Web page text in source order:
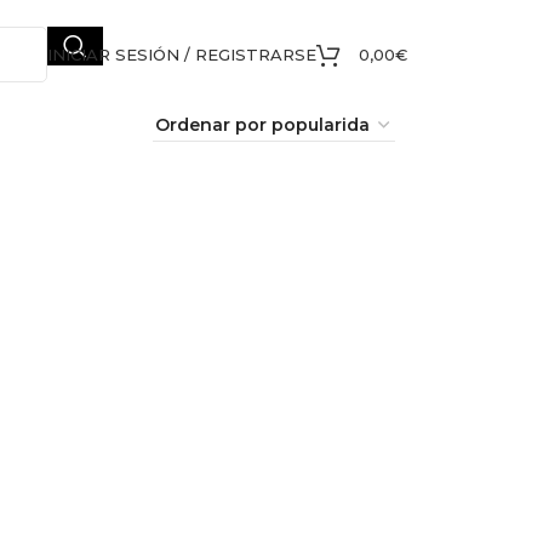
INICIAR SESIÓN / REGISTRARSE 0,00€